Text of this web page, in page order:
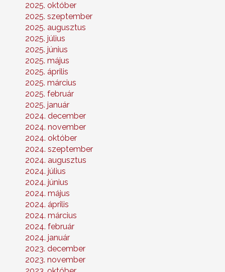
2025. október
2025. szeptember
2025. augusztus
2025. július
2025. június
2025. május
2025. április
2025. március
2025. február
2025. január
2024. december
2024. november
2024. október
2024. szeptember
2024. augusztus
2024. július
2024. június
2024. május
2024. április
2024. március
2024. február
2024. január
2023. december
2023. november